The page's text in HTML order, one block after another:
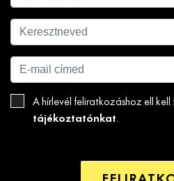
A hírlevél feliratkozáshoz ell
tájékoztatónkat.